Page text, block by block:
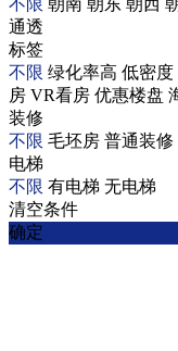
不限 朝南 朝东 朝西
通透
标签
不限 绿化率高 低密度
房 VR看房 优惠楼盘
装修
不限 毛坯房 普通装修
电梯
不限 有电梯 无电梯
清空条件
确定